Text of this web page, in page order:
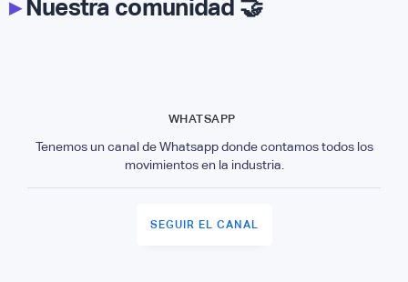
▸Nuestra comunidad 🤝
WHATSAPP
Tenemos un canal de Whatsapp donde contamos todos los
movimientos en la industria.
SEGUIR EL CANAL